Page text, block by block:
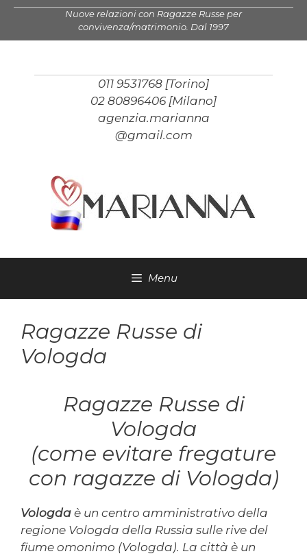
Vai
contenuto
Nuove relazioni con Ragazze Russe per
convivenza/matrimonio. Dal 1997
011 9531768 [Torino]
02 80896406 [Milano]
agenzia.marianna
@gmail.com
Menu
Ragazze Russe di
Vologda
Ragazze Russe di
Vologda
(come evitare fregature
con ragazze di Vologda)
Vologda è un centro amministrativo della
regione Vologda della Russia sulle rive del
fiume omonimo (Vologda). La città è un